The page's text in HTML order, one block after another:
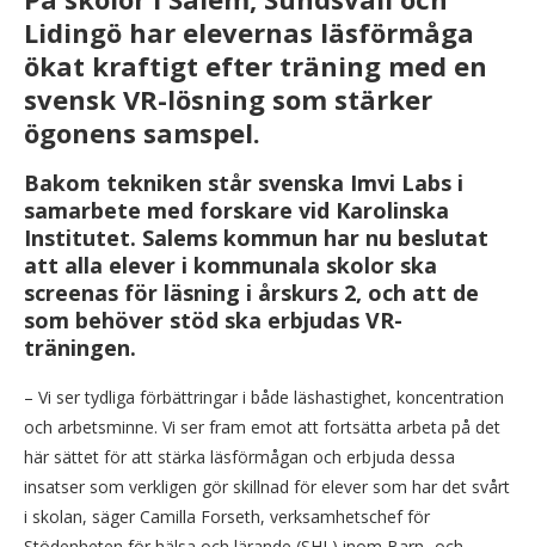
Lidingö har elevernas läsförmåga
ökat kraftigt efter träning med en
svensk VR-lösning som stärker
ögonens samspel.
Bakom tekniken står svenska Imvi Labs i
samarbete med forskare vid Karolinska
Institutet. Salems kommun har nu beslutat
att alla elever i kommunala skolor ska
screenas för läsning i årskurs 2, och att de
som behöver stöd ska erbjudas VR-
träningen.
– Vi ser tydliga förbättringar i både läshastighet, koncentration
och arbetsminne. Vi ser fram emot att fortsätta arbeta på det
här sättet för att stärka läsförmågan och erbjuda dessa
insatser som verkligen gör skillnad för elever som har det svårt
i skolan, säger Camilla Forseth, verksamhetschef för